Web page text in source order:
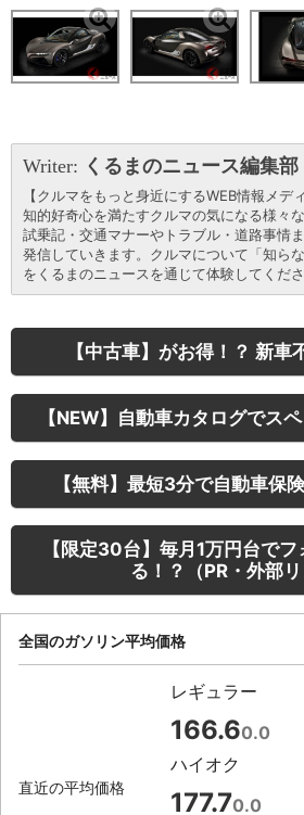
Writer: くるまのニュース編集部
【クルマをもっと身近にするWEB情報メディ
知的好奇心を満たすクルマの気になる様々
試乗記・交通マナーやトラブル・道路事情
発信していきます。クルマについて「知ら
をくるまのニュースを通じて体験してくださ
【中古車】がお得！？ 新車
【NEW】自動車カタログでス
【無料】最短3分で自動車保
【限定30台】毎月1万円台で
る！？（PR・外部リ
全国のガソリン平均価格
直近の平均価格
レギュラー
166.60.0
ハイオク
177.70.0